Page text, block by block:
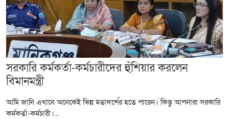
সরকারি কর্মকর্তা-কর্মচারীদের হুঁশিয়ার করলেন
বিমানমন্ত্রী
আমি জানি এখানে অনেকেই ভিন্ন মতাদর্শের হতে পারেন। কিন্তু আপনারা সরকারি
কর্মকর্তা-কর্মচারী।...